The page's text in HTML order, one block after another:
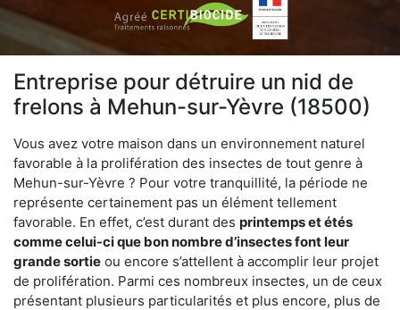
Entreprise pour détruire un nid de
frelons à Mehun-sur-Yèvre (18500)
Vous avez votre maison dans un environnement naturel
favorable à la prolifération des insectes de tout genre à
Mehun-sur-Yèvre ? Pour votre tranquillité, la période ne
représente certainement pas un élément tellement
favorable. En effet, c’est durant des printemps et étés
comme celui-ci que bon nombre d’insectes font leur
grande sortie ou encore s’attellent à accomplir leur projet
de prolifération. Parmi ces nombreux insectes, un de ceux
présentant plusieurs particularités et plus encore, plus de